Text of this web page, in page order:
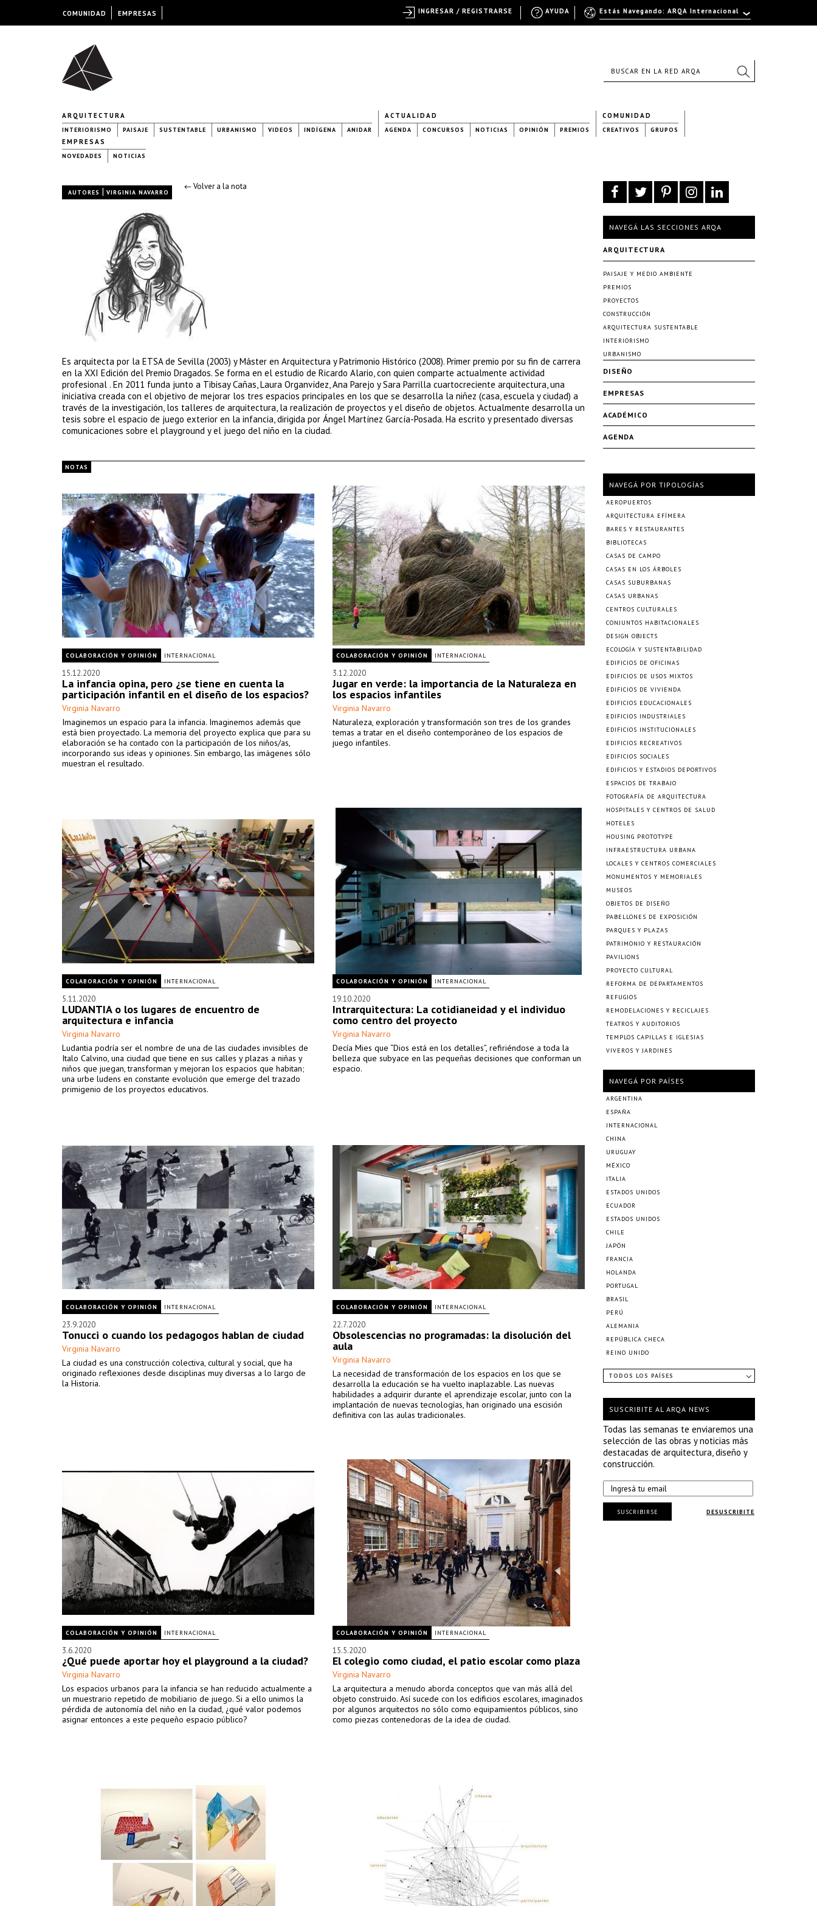
ARQUITECTURA
INTERIORISMO PAISAJE SUSTENTABLE URBANISMO VIDEOS INDÍGENA ANIDAR
ACTUALIDAD
AGENDA CONCURSOS NOTICIAS OPINIÓN PREMIOS
COMUNIDAD
CREATIVOS GRUPOS
EMPRESAS
NOVEDADES NOTICIAS
AUTORES | VIRGINIA NAVARRO
← Volver a la nota
Es arquitecta por la ETSA de Sevilla (2003) y Máster en Arquitectura y Patrimonio Histórico (2008). Primer premio por su fin de carrera
en la XXI Edición del Premio Dragados. Se forma en el estudio de Ricardo Alario, con quien comparte actualmente actividad
profesional . En 2011 funda junto a Tibisay Cañas, Laura Organvídez, Ana Parejo y Sara Parrilla cuartocreciente arquitectura, una
iniciativa creada con el objetivo de mejorar los tres espacios principales en los que se desarrolla la niñez (casa, escuela y ciudad) a
través de la investigación, los talleres de arquitectura, la realización de proyectos y el diseño de objetos. Actualmente desarrolla un
tesis sobre el espacio de juego exterior en la infancia, dirigida por Ángel Martínez García-Posada. Ha escrito y presentado diversas
comunicaciones sobre el playground y el juego del niño en la ciudad.
NOTAS
COLABORACIÓN Y OPINIÓN INTERNACIONAL
15.12.2020
La infancia opina, pero ¿se tiene en cuenta la
participación infantil en el diseño de los espacios?
Virginia Navarro
Imaginemos un espacio para la infancia. Imaginemos además que
está bien proyectado. La memoria del proyecto explica que para su
elaboración se ha contado con la participación de los niños/as,
incorporando sus ideas y opiniones. Sin embargo, las imágenes sólo
muestran el resultado.
COLABORACIÓN Y OPINIÓN INTERNACIONAL
3.12.2020
Jugar en verde: la importancia de la Naturaleza en
los espacios infantiles
Virginia Navarro
Naturaleza, exploración y transformación son tres de los grandes
temas a tratar en el diseño contemporáneo de los espacios de
juego infantiles.
COLABORACIÓN Y OPINIÓN INTERNACIONAL
5.11.2020
LUDANTIA o los lugares de encuentro de
arquitectura e infancia
Virginia Navarro
Ludantia podría ser el nombre de una de las ciudades invisibles de
Italo Calvino, una ciudad que tiene en sus calles y plazas a niñas y
niños que juegan, transforman y mejoran los espacios que habitan;
una urbe ludens en constante evolución que emerge del trazado
primigenio de los proyectos educativos.
COLABORACIÓN Y OPINIÓN INTERNACIONAL
19.10.2020
Intrarquitectura: La cotidianeidad y el individuo
como centro del proyecto
Virginia Navarro
Decía Mies que “Dios está en los detalles”, refiriéndose a toda la
belleza que subyace en las pequeñas decisiones que conforman un
espacio.
COLABORACIÓN Y OPINIÓN INTERNACIONAL
23.9.2020
Tonucci o cuando los pedagogos hablan de ciudad
Virginia Navarro
La ciudad es una construcción colectiva, cultural y social, que ha
originado reflexiones desde disciplinas muy diversas a lo largo de
la Historia.
COLABORACIÓN Y OPINIÓN INTERNACIONAL
22.7.2020
Obsolescencias no programadas: la disolución del
aula
Virginia Navarro
La necesidad de transformación de los espacios en los que se
desarrolla la educación se ha vuelto inaplazable. Las nuevas
habilidades a adquirir durante el aprendizaje escolar, junto con la
implantación de nuevas tecnologías, han originado una escisión
definitiva con las aulas tradicionales.
COLABORACIÓN Y OPINIÓN INTERNACIONAL
3.6.2020
¿Qué puede aportar hoy el playground a la ciudad?
Virginia Navarro
Los espacios urbanos para la infancia se han reducido actualmente a
un muestrario repetido de mobiliario de juego. Si a ello unimos la
pérdida de autonomía del niño en la ciudad, ¿qué valor podemos
asignar entonces a este pequeño espacio público?
COLABORACIÓN Y OPINIÓN INTERNACIONAL
15.5.2020
El colegio como ciudad, el patio escolar como plaza
Virginia Navarro
La arquitectura a menudo aborda conceptos que van más allá del
objeto construido. Así sucede con los edificios escolares, imaginados
por algunos arquitectos no sólo como equipamientos públicos, sino
como piezas contenedoras de la idea de ciudad.
NAVEGÁ LAS SECCIONES ARQA
ARQUITECTURA
PAISAJE Y MEDIO AMBIENTE
PREMIOS
PROYECTOS
CONSTRUCCIÓN
ARQUITECTURA SUSTENTABLE
INTERIORISMO
URBANISMO
DISEÑO
EMPRESAS
ACADÉMICO
AGENDA
NAVEGÁ POR TIPOLOGÍAS
AEROPUERTOS
ARQUITECTURA EFÍMERA
BARES Y RESTAURANTES
BIBLIOTECAS
CASAS DE CAMPO
CASAS EN LOS ÁRBOLES
CASAS SUBURBANAS
CASAS URBANAS
CENTROS CULTURALES
CONJUNTOS HABITACIONALES
DESIGN OBJECTS
ECOLOGÍA Y SUSTENTABILIDAD
EDIFICIOS DE OFICINAS
EDIFICIOS DE USOS MIXTOS
EDIFICIOS DE VIVIENDA
EDIFICIOS EDUCACIONALES
EDIFICIOS INDUSTRIALES
EDIFICIOS INSTITUCIONALES
EDIFICIOS RECREATIVOS
EDIFICIOS SOCIALES
EDIFICIOS Y ESTADIOS DEPORTIVOS
ESPACIOS DE TRABAJO
FOTOGRAFÍA DE ARQUITECTURA
HOSPITALES Y CENTROS DE SALUD
HOTELES
HOUSING PROTOTYPE
INFRAESTRUCTURA URBANA
LOCALES Y CENTROS COMERCIALES
MONUMENTOS Y MEMORIALES
MUSEOS
OBJETOS DE DISEÑO
PABELLONES DE EXPOSICIÓN
PARQUES Y PLAZAS
PATRIMONIO Y RESTAURACIÓN
PAVILIONS
PROYECTO CULTURAL
REFORMA DE DEPARTAMENTOS
REFUGIOS
REMODELACIONES Y RECICLAJES
TEATROS Y AUDITORIOS
TEMPLOS CAPILLAS E IGLESIAS
VIVEROS Y JARDINES
NAVEGÁ POR PAÍSES
ARGENTINA
ESPAÑA
INTERNACIONAL
CHINA
URUGUAY
MÉXICO
ITALIA
ESTADOS UNIDOS
ECUADOR
ESTADOS UNIDOS
CHILE
JAPÓN
FRANCIA
HOLANDA
PORTUGAL
BRASIL
PERÚ
ALEMANIA
REPÚBLICA CHECA
REINO UNIDO
TODOS LOS PAÍSES
SUSCRIBITE AL ARQA NEWS
Todas las semanas te enviaremos una
selección de las obras y noticias más
destacadas de arquitectura, diseño y
construcción.
DESUSCRIBITE
SUSCRIBIRSE
COMUNIDAD EMPRESAS Estás Navegando: ARQA Internacional
AYUDA
INGRESAR / REGISTRARSE